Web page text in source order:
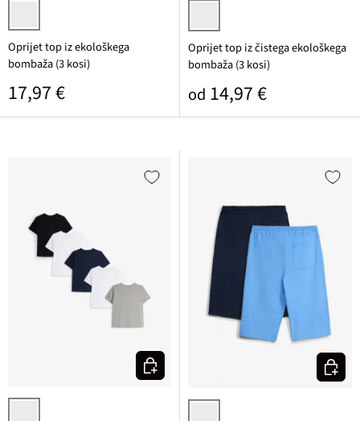
svetlo siva melirana + antracitna melirana + črna
Oprijet top iz ekološkega
bombaža (3 kosi)
Običajna cena
17,97 €
temno modra + srednje modra +
Oprijet top iz čistega ekološkega
bombaža (3 kosi)
Običajna cena
od 14,97 €
Izberi varianto Izberi